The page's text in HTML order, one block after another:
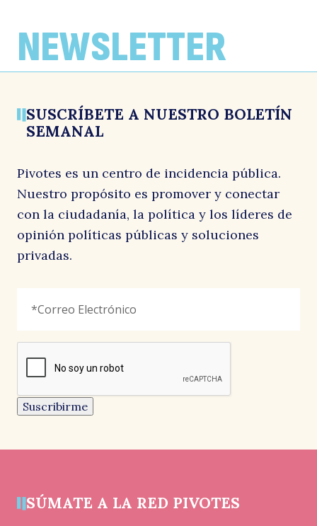
debe en mostrar qué viene después de
esta gran reforma”
La Tercera, conversa con José Antonio Valenzuela
País Lobo, conversa con José Antonio Valenzuela
28 mayo, 2026
La Segunda, conversa con José Antonio Valenzuela
6 abril, 2026
NEWSLETTER
SUSCRÍBETE A NUESTRO BOLETÍN
SEMANAL
señala
campo
un
campo
de
debe
Electrónico *
reCAPTCHA
Suscribirme
Pivotes es un centro de incidencia pública.
Nuestro propósito es promover y conectar
con la ciudadanía, la política y los líderes de
opinión políticas públicas y soluciones
privadas.
SÚMATE A LA RED PIVOTES